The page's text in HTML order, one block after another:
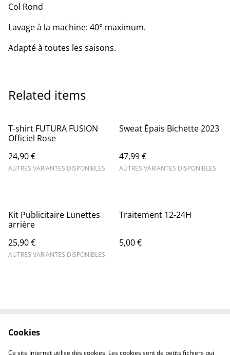
Col Rond
Lavage à la machine: 40° maximum.
Adapté à toutes les saisons.
Related items
T-shirt FUTURA FUSION
Officiel Rose
24,90 €
AUTRES VARIANTES DISPONIBLES
Sweat Épais Bichette 2023
47,99 €
AUTRES VARIANTES DISPONIBLES
Kit Publicitaire Lunettes
arrière
25,90 €
AUTRES VARIANTES DISPONIBLES
Traitement 12-24H
5,00 €
Politique de
Politique des cookies
Cookies
Ce site Internet utilise des cookies. Les cookies sont de petits fichiers qui